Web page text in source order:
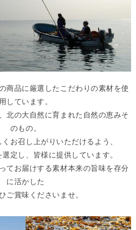
商品に厳選したこだわりの素材を使
用しています。
北の大自然に育まれた自然の恵みそ
のもの。
お召し上がりいただけるよう、
定し、皆様に提供しています。
てお届けする素材本来の旨味を存分
に活かした
ご賞味くださいませ。